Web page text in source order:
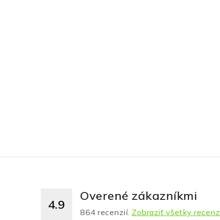
4.9
Overené zákazníkmi
864 recenzií. Zobraziť všetky